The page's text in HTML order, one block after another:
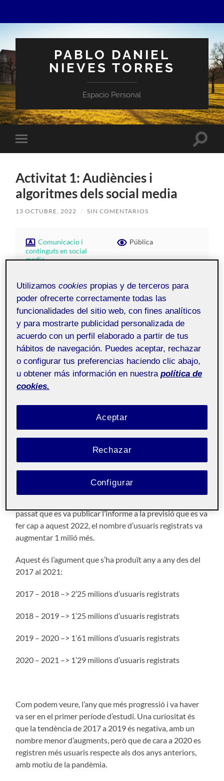
PABLO DANIEL
NIEVES TORRES
Espacio Personal
Alternar
el
móvil
Activitat 1: Audiències i
algoritmes dels social media
13 OCTUBRE, 2022 / SIN COMENTARIOS
Comunicacio i
continguts en social
media
Pública
espanyols registrats a les xarxes socials des de l’any
2017 fins a l’actualitat, juntament amb una previsió de
l’evolució d’aquesta estadística de cara a l’any 2025.
El principal aspecte que podem veure és que l’evolució
dels usuaris registrats des de l’inici de l’estudi l’any 2017
cap a l’actualitat l’any 2021 (any en el qual es va publicar
aquest informe) és molt notable, amb un augment de 7’1
passat que es va publicar l’informe a la previsió que es va
fer cap a aquest 2022, el nombre d’usuaris registrats va
augmentar 1 milió més.
Aquest és l’agument que s’ha produït any a any des del
2017 al 2021:
2017 – 2018 –> 2’25 milions d’usuaris registrats
2018 – 2019 –> 1’25 milions d’usuaris registrats
2019 – 2020 –> 1’61 milions d’usuaris registrats
2020 – 2021 –> 1’29 milions d’usuaris registrats
Com podem veure, l’any que més progressió i va haver
va ser en el primer període d’estudi. Una curiositat és
que la tendència de 2017 a 2019 és negativa, amb un
nombre menor d’augments, però que de cara a 2020 es
registren més usuaris respecte als dos anys anteriors,
amb motiu de la pandèmia.
Utilizamoscookies propias y de terceros para
poder ofrecerte correctamente todas las
funcionalidades del sitio web, con fines analíticos
y para mostrarte publicidad personalizada de
acuerdo con un perfil elaborado a partir de tus
hábitos de navegación. Puedes aceptar, rechazar
o configurar tus preferencias haciendo clic abajo,
u obtener más información en nuestra política de
cookies.
Rechazar
Aceptar
Configurar